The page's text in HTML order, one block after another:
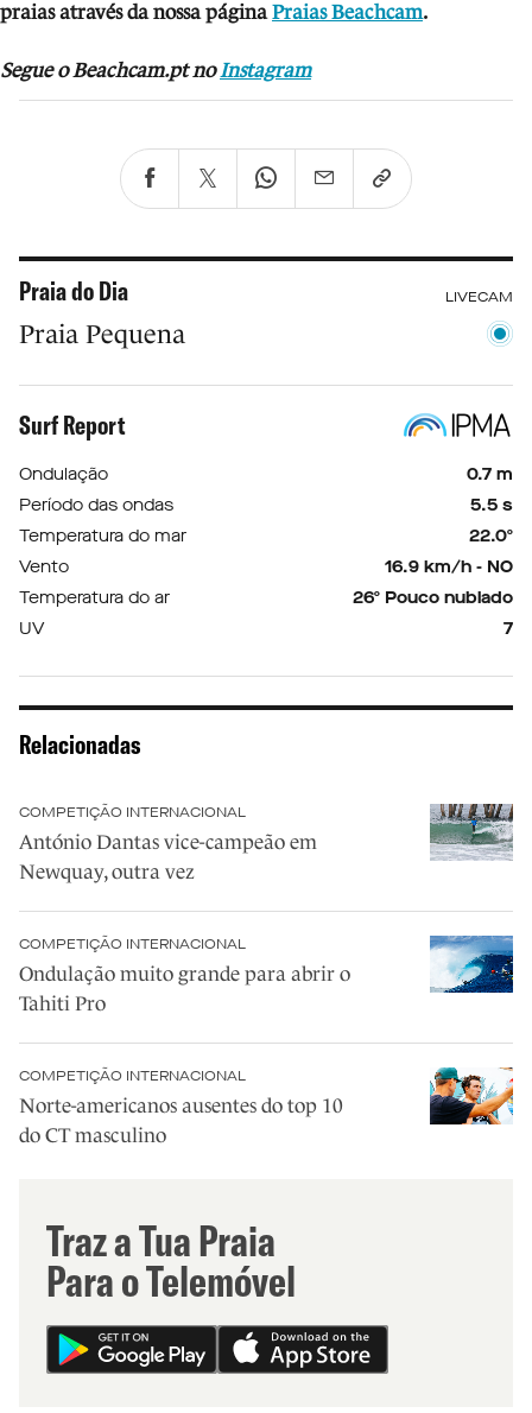
praias através da nossa páginaPraias Beachcam.
Segue o Beachcam.pt no Instagram
Praia do Dia LIVECAM
Praia Pequena
Surf Report
Ondulação
0.7 m
Período das ondas
5.5 s
Temperatura do mar
22.0º
Vento
16.9 km/h - NO
Temperatura do ar
26º Pouco nublado
UV
7
Relacionadas
COMPETIÇÃO INTERNACIONAL
António Dantas vice-campeão em
Newquay, outra vez
COMPETIÇÃO INTERNACIONAL
Ondulação muito grande para abrir o
Tahiti Pro
COMPETIÇÃO INTERNACIONAL
Norte-americanos ausentes do top 10
do CT masculino
Traz a Tua Praia
Para o Telemóvel